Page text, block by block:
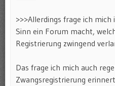
>>>Allerdings frage ich
Sinn ein Forum macht,
Registrierung zwingend
Das frage ich mich auch
Zwangsregistrierung